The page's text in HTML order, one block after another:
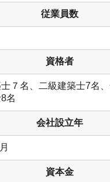
従業員数
資格者
７名、二級建築士7名
名
会社設立年
資本金